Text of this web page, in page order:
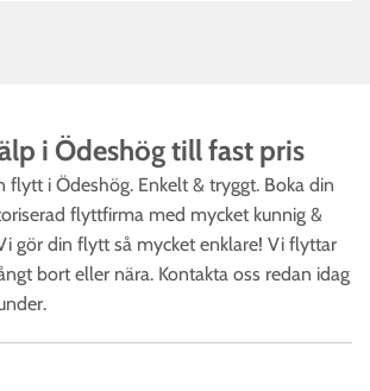
i Ödeshög till fast pris‎
flytt i Ödeshög. Enkelt & tryggt. Boka din
flyttfirma med mycket kunnig &
gör din flytt så mycket enklare! Vi flyttar
bort eller nära. Kontakta oss redan idag